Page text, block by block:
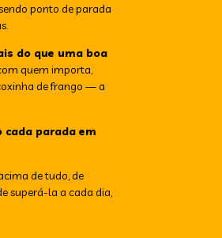
ponto de parada
do que uma boa
quem importa,
de frango — a
parada em
de tudo, de
superá-la a cada dia,